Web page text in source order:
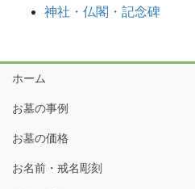
神社・仏閣・記念碑
ホーム
お墓の事例
お墓の価格
お名前・戒名彫刻